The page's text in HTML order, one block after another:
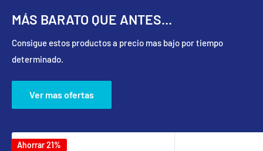
IMPORTANTE El grado de protección indica que se puede
instalar en áreas con cierta humedad.
CONTENIDO.
Luminario industrial LED tipo UFO.
MÁS BARATO QUE ANTES...
Consigue estos productos a precio mas bajo por tiempo
determinado.
Ver mas ofertas
Ahorrar 21%